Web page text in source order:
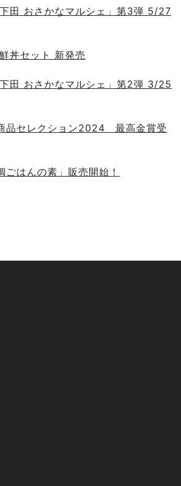
田 おさかなマルシェ」第3弾 5/27
丼セット 新発売
田 おさかなマルシェ」第2弾 3/25
品セレクション2024 最高金賞受
ごはんの素」販売開始！